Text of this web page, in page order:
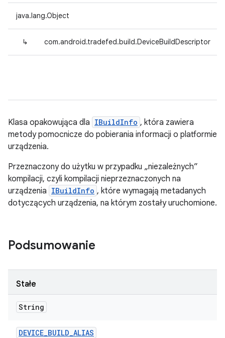
java.lang.Object
↳ com.android.tradefed.build.DeviceBuildDescriptor
Klasa opakowująca dla IBuildInfo , która zawiera
metody pomocnicze do pobierania informacji o platformie
urządzenia.
Przeznaczony do użytku w przypadku „niezależnych”
kompilacji, czyli kompilacji nieprzeznaczonych na
urządzenia IBuildInfo , które wymagają metadanych
dotyczących urządzenia, na którym zostały uruchomione.
Podsumowanie
Stałe
String
DEVICE_BUILD_ALIAS